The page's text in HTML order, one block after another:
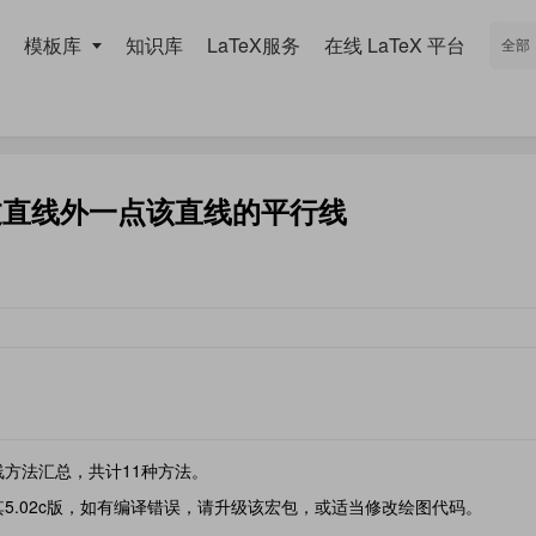
模板库 知识库 LaTeX服务 在线 LaTeX 平台
线外一点该直线的平行线
法汇总，共计11种方法。
版，如有编译错误，请升级该宏包，或适当修改绘图代码。